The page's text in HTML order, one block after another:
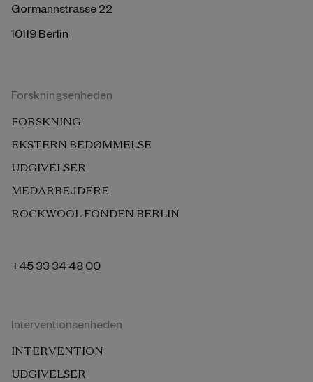
Gormannstrasse 22
10119 Berlin
Forskningsenheden
FORSKNING
EKSTERN BEDØMMELSE
UDGIVELSER
MEDARBEJDERE
ROCKWOOL FONDEN BERLIN
+45 33 34 48 00
Interventionsenheden
INTERVENTION
UDGIVELSER